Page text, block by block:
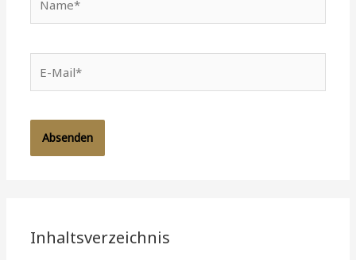
Mail*
Inhaltsverzeichnis